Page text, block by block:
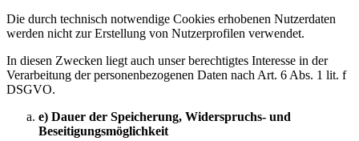
Die durch technisch notwendige Cookies erhobenen Nutzerdaten
werden nicht zur Erstellung von Nutzerprofilen verwendet.
In diesen Zwecken liegt auch unser berechtigtes Interesse in der
Verarbeitung der personenbezogenen Daten nach Art. 6 Abs. 1 lit. f
DSGVO.
e) Dauer der Speicherung, Widerspruchs- und
Beseitigungsmöglichkeit